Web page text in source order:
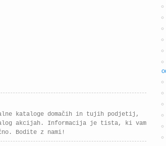
kataloge domačih in tujih podjetij,
akcijah. Informacija je tista, ki vam
Bodite z nami!